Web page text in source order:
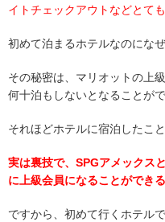
イトチェックアウトなどとて
初めて泊まるホテルなのにな
その秘密は、マリオットの上
何十泊もしないとなることが
それほどホテルに宿泊したこ
実は裏技で、SPGアメックス
に上級会員になることができる
ですから、初めて行くホテル